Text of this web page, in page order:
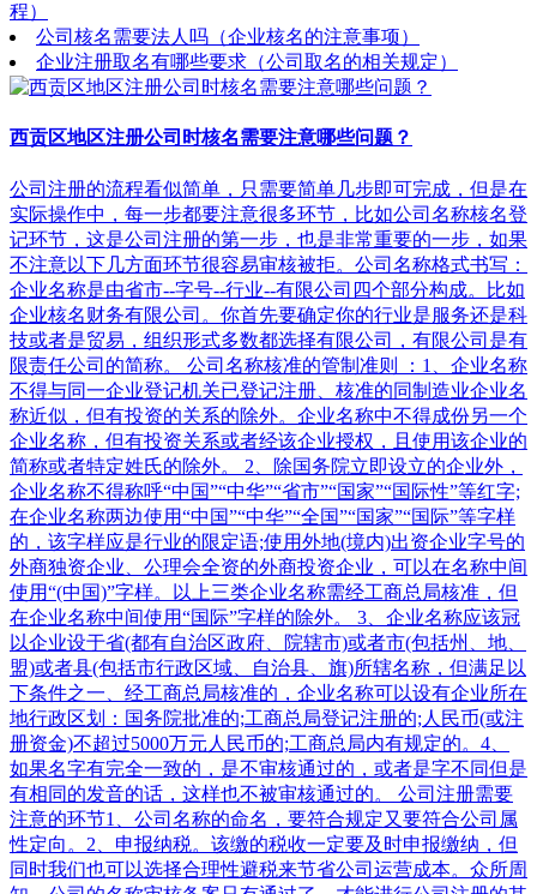
程）
公司核名需要法人吗（企业核名的注意事项）
企业注册取名有哪些要求（公司取名的相关规定）
西贡区地区注册公司时核名需要注意哪些问题？
公司注册的流程看似简单，只需要简单几步即可完成，但是在
实际操作中，每一步都要注意很多环节，比如公司名称核名登
记环节，这是公司注册的第一步，也是非常重要的一步，如果
不注意以下几方面环节很容易审核被拒。公司名称格式书写：
企业名称是由省市--字号--行业--有限公司四个部分构成。比如
企业核名财务有限公司。你首先要确定你的行业是服务还是科
技或者是贸易，组织形式多数都选择有限公司，有限公司是有
限责任公司的简称。 公司名称核准的管制准则 ：1、企业名称
不得与同一企业登记机关已登记注册、核准的同制造业企业名
称近似，但有投资的关系的除外。企业名称中不得成份另一个
企业名称，但有投资关系或者经该企业授权，且使用该企业的
简称或者特定姓氏的除外。 2、除国务院立即设立的企业外，
企业名称不得称呼“中国”“中华”“省市”“国家”“国际性”等红字;
在企业名称两边使用“中国”“中华”“全国”“国家”“国际”等字样
的，该字样应是行业的限定语;使用外地(境内)出资企业字号的
外商独资企业、公理会全资的外商投资企业，可以在名称中间
使用“(中国)”字样。以上三类企业名称需经工商总局核准，但
在企业名称中间使用“国际”字样的除外。 3、企业名称应该冠
以企业设于省(都有自治区政府、院辖市)或者市(包括州、地、
盟)或者县(包括市行政区域、自治县、旗)所辖名称，但满足以
下条件之一、经工商总局核准的，企业名称可以设有企业所在
地行政区划：国务院批准的;工商总局登记注册的;人民币(或注
册资金)不超过5000万元人民币的;工商总局内有规定的。4、
如果名字有完全一致的，是不审核通过的，或者是字不同但是
有相同的发音的话，这样也不被审核通过的。 公司注册需要
注意的环节1、公司名称的命名，要符合规定又要符合公司属
性定向。2、申报纳税。该缴的税收一定要及时申报缴纳，但
同时我们也可以选择合理性避税来节省公司运营成本。众所周